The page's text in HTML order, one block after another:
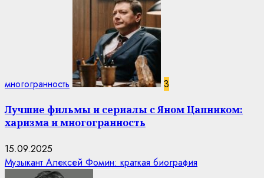
многогранность 3
Лучшие фильмы и сериалы с Яном Цапником:
харизма и многогранность
15.09.2025
Музыкант Алексей Фомин: краткая биография